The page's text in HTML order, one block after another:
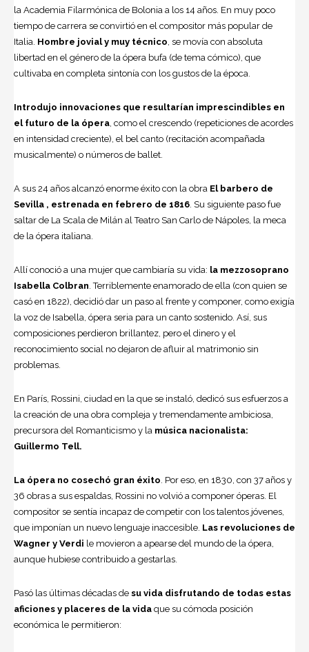
la Academia Filarmónica de Bolonia a los 14 años. En muy poco
tiempo de carrera se convir­tió en el compositor más popular de
Italia. Hombre jovial y muy técnico , se movía con absoluta
libertad en el gé­nero de la ópera bufa (de tema cómi­co), que
cultivaba en completa sinto­nía con los gustos de la época.
Introdujo innovaciones que resul­tarían imprescindibles en
el futuro de la ópera , como el crescendo (repeticio­nes de acordes
en intensidad crecien­te), el bel canto (recitación acompaña­da
musicalmente) o números de ballet
A sus 24 años alcanzó enorme éxito con la obra El barbero de
Sevilla , estrenada en febrero de 1816 . Su siguiente paso fue
saltar de La Scala de Milán al Teatro San Carlo de Nápoles, la meca
de la ópera italiana.
Allí conoció a una mujer que cambiaría su vida: la mezzoso­prano
Isabella Colbran . Terriblemente enamorado de ella (con quien se
casó en 1822), decidió dar un paso al frente y componer, como exigía
la voz de Isabella, ópera seria para un canto sostenido. Así, sus
composiciones perdieron brillantez, pero el dinero y el
reconocimiento social no dejaron de afluir al matrimonio sin
problemas.
En París, Rossini , ciudad en la que se instaló, dedicó sus esfuerzos a
la creación de una obra compleja y tre­mendamente ambiciosa,
precursora del Romanticismo y la música nacio­nalista:
Guillermo Tell.
La ópera no cosechó gran éxito . Por eso, en 1830, con 37 años y
36 obras a sus espaldas, Rossini no vol­vió a componer óperas. El
compositor se sentía incapaz de com­petir con los talentos jóvenes,
que imponían un nuevo lenguaje inacce­sible. Las revoluciones de
Wagner y Verdi le movieron a apearse del mun­do de la ópera,
aunque hubiese con­tribuido a gestarlas.
Pasó las últimas décadas de su vida disfrutando de todas estas
aficiones y placeres de la vida que su cómoda posición
económica le permitieron: